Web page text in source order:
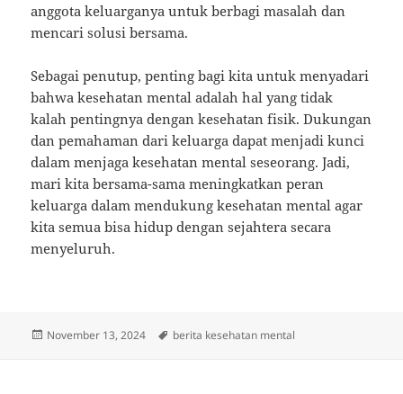
anggota keluarganya untuk berbagi masalah dan
mencari solusi bersama.
Sebagai penutup, penting bagi kita untuk menyadari
bahwa kesehatan mental adalah hal yang tidak
kalah pentingnya dengan kesehatan fisik. Dukungan
dan pemahaman dari keluarga dapat menjadi kunci
dalam menjaga kesehatan mental seseorang. Jadi,
mari kita bersama-sama meningkatkan peran
keluarga dalam mendukung kesehatan mental agar
kita semua bisa hidup dengan sejahtera secara
menyeluruh.
Posted
November 13, 2024 Tags
berita kesehatan mental